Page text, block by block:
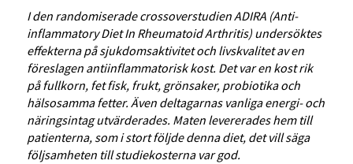
I den randomiserade crossoverstudien ADIRA (Anti-
inflammatory Diet In Rheumatoid Arthritis) undersöktes
effekterna på sjukdomsaktivitet och livskvalitet av en
föreslagen antiinflammatorisk kost. Det var en kost rik
på fullkorn, fet fisk, frukt, grönsaker, probiotika och
hälsosamma fetter. Även deltagarnas vanliga energi- och
näringsintag utvärderades. Maten levererades hem till
patienterna, som i stort följde denna diet, det vill säga
följsamheten till studiekosterna var god.